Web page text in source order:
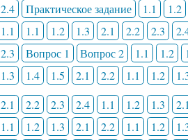
2.4
Практическое задание 1.1 1.2
1.1
1.1 1.2 1.3 2.1 2.2 2.3
2.3
Вопрос 1 Вопрос 2 1.1 1.2
1.3
1.4 1.5 2.1 2.2 1.1 1.2
2.1
2.2 2.3 2.4 1.1 1.2 1.3 2.1
1.1
1.2 1.3 2.1 2.2 1.1 1.2